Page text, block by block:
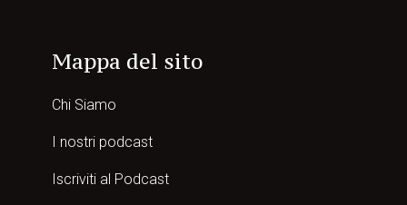
Mappa del sito
Chi Siamo
I nostri podcast
Iscriviti al Podcast